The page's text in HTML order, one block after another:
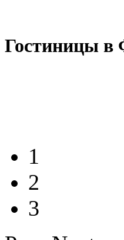
Гостиницы в
1
2
3